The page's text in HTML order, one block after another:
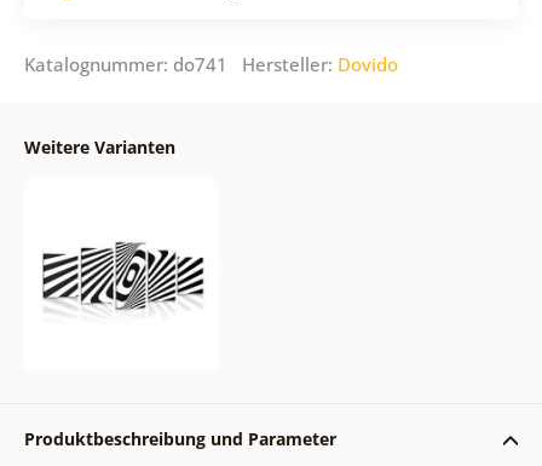
Katalognummer: do741 Hersteller: Dovido
Weitere Varianten
Produktbeschreibung und Parameter